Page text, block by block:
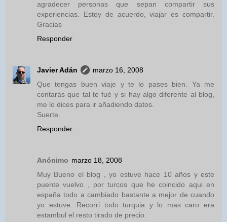
agradecer personas que sepan compartir sus
experiencias. Estoy de acuerdo, viajar es compartir.
Gracias
Responder
Javier Adán
marzo 16, 2008
Que tengas buen viaje y te lo pases bien. Ya me
contarás que tal te fué y si hay algo diferente al blog,
me lo dices para ir añadiendo datos.
Suerte.
Responder
Anónimo marzo 18, 2008
Muy Bueno el blog , yo estuve hace 10 años y este
puente vuelvo , por turcos que he coincido aqui en
españa todo a cambiado bastante a mejor de cuando
yo estuve. Recorri todo turquia y lo mas caro era
estambul el resto tirado de precio.